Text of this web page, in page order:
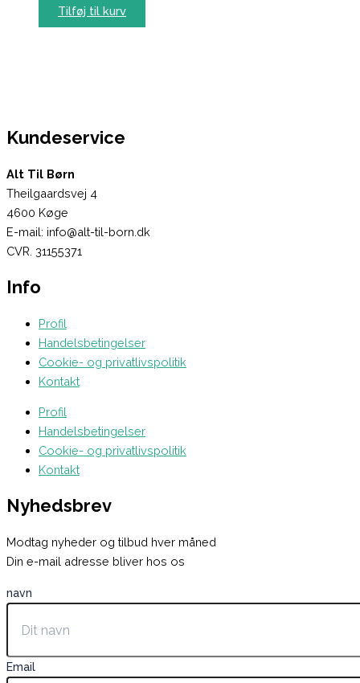
Tilføj til kurv
Kundeservice
Alt Til Børn
Theilgaardsvej 4
4600 Køge
E-mail: info@alt-til-born.dk
CVR. 31155371
Info
Profil
Handelsbetingelser
Cookie- og privatlivspolitik
Kontakt
Profil
Handelsbetingelser
Cookie- og privatlivspolitik
Kontakt
Nyhedsbrev
Modtag nyheder og tilbud hver måned
Din e-mail adresse bliver hos os
navn
Email